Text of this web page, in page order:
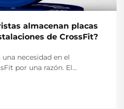
almacenan placas
de CrossFit?
necesidad en el
por una razón. El
los arrancamientos y
las pesas. A diferencia de